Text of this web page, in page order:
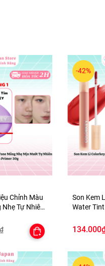
Chỉnh Màu
Nhẹ Tự Nhiên
-42%
Son Kem
Water